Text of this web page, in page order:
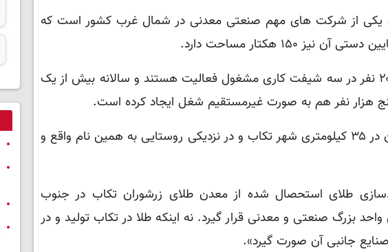
یکی از شرکت های مهم صنعتی معدنی در شمال غرب کشور است که
پروین اظهار کرد: هم اکنون در این مجموعه یک هزار و ۲۰۰ نفر در سه شیفت کاری مشغول فعالیت هستند و سالانه بیش از یک
معدن طلای زرشوران به عنوان بزرگترین معدن طلای ایران در ۳۵ کیلومتری شهر تکاب و در نزدیکی روستایی به همین نام واقع و
طلای استحصال شده از معدن طلای زرشوران تکاب در جنوب
بزرگ صنعتی و معدنی قرار گیرد. نه اینکه طلا در تکاب تولید و در
جانبی آن صورت گیرد».